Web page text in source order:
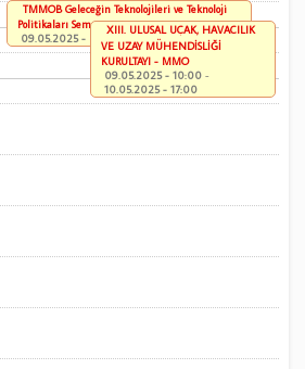
TMMOB Geleceğin Teknolojileri ve Teknoloji
Politikaları Sempozyumu
09.05.2025 - 09:30-10.05.2025 - 17:00
XIII. ULUSAL UÇAK, HAVACILIK
VE UZAY MÜHENDİSLİĞİ
KURULTAYI - MMO
09.05.2025 - 10:00-
10.05.2025 - 17:00